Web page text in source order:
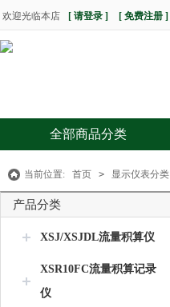
欢迎光临本店 [ 请登录 ] [ 免费注册 ]
全部商品分类
当前位置: 首页 > 显示仪表分类
产品分类
XSJ/XSJDL流量积算仪
XSR10FC流量积算记录
仪